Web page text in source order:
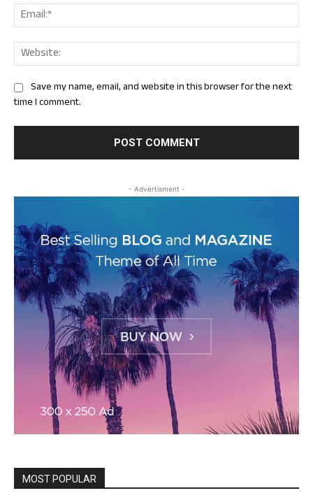
Save my name, email, and website in this browser for the next
time I comment.
- Advertisment -
MOST POPULAR